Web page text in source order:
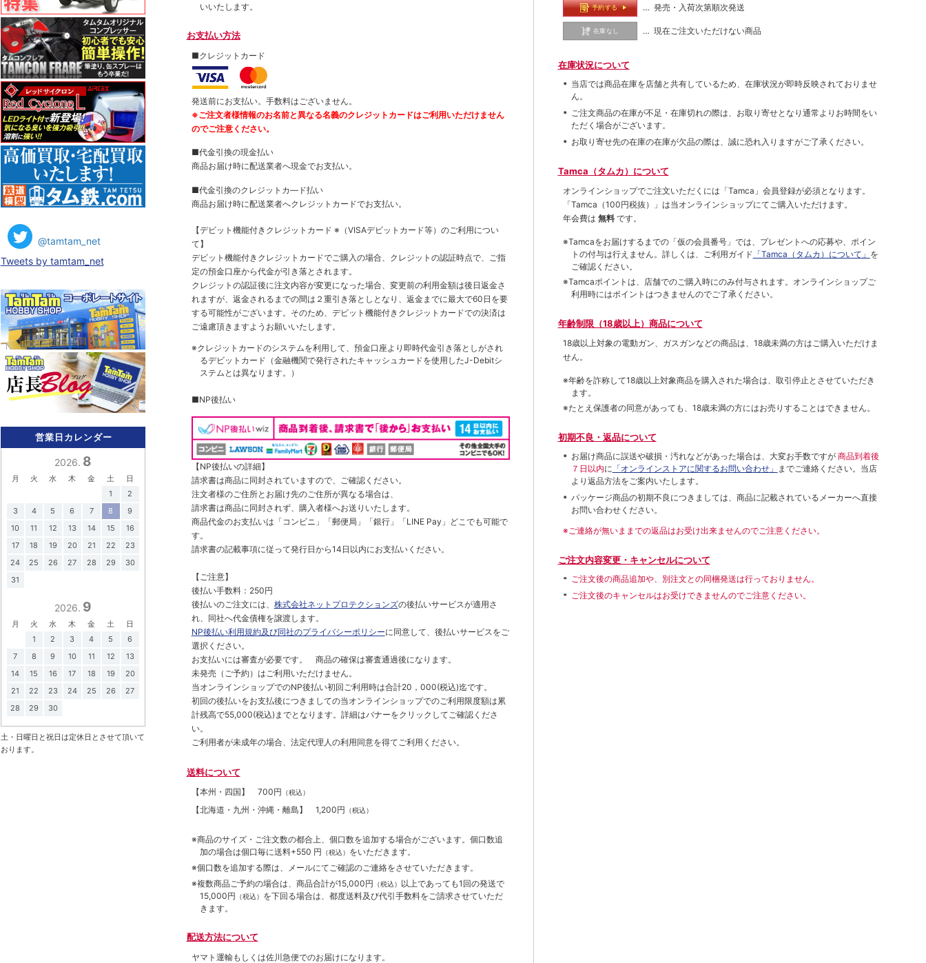
いいたします。
お支払い方法
■クレジットカード
発送前にお支払い。手数料はございません。
※ご注文者様情報のお名前と異なる名義のクレジットカードはご利用いただけません
のでご注意ください。
■代金引換の現金払い
商品お届け時に配送業者へ現金でお支払い。
■代金引換のクレジットカ―ド払い
商品お届け時に配送業者へクレジットカードでお支払い。
【デビット機能付きクレジットカード ※（VISAデビットカード等） のご利用につい
て】
デビット機能付きクレジットカードでご購入の場合、クレジットの認証時点で、ご指
定の預金口座から代金が引き落とされます。
クレジットの認証後に注文内容が変更になった場合、変更前の利用金額は後日返金さ
れますが、返金されるまでの間は２重引き落としとなり、返金までに最大で60日を要
する可能性がございます。そのため、デビット機能付きクレジットカードでの決済は
ご遠慮頂きますようお願いいたします。
※クレジットカードのシステムを利用して、預金口座より即時代金引き落としがされ
るデビットカード（金融機関で発行されたキャッシュカードを使用したJ-Debitシ
ステムとは異なります。）
■NP後払い
【NP後払いの詳細】
請求書は商品に同封されていますので、ご確認ください。
注文者様のご住所とお届け先のご住所が異なる場合は、
請求書は商品に同封されず、購入者様へお送りいたします。
商品代金のお支払いは「コンビニ」「郵便局」「銀行」「LINE Pay」どこでも可能で
す。
請求書の記載事項に従って発行日から14日以内にお支払いください。
【ご注意】
後払い手数料：250円
後払いのご注文には、 株式会社ネットプロテクションズの後払いサービスが適用さ
れ、同社へ代金債権を譲渡します。
NP後払い利用規約及び同社のプライバシーポリシーに同意して、後払いサービスをご
選択ください。
お支払いには審査が必要です。 商品の確保は審査通過後になります。
未発売（ご予約）はご利用いただけません。
当オンラインショップでのNP後払い初回ご利用時は合計20，000(税込)迄です。
初回の後払いをお支払後につきましての当オンラインショップでのご利用限度額は累
計残高で55,000(税込)までとなります。詳細はバナーをクリックしてご確認くださ
い。
ご利用者が未成年の場合、法定代理人の利用同意を得てご利用ください。
送料について
【本州・四国】 700円 （税込）
【北海道・九州・沖縄・離島】 1,200円 （税込）
※商品のサイズ・ご注文数の都合上、個口数を追加する場合がございます。個口数追
加の場合は個口毎に送料+550 円 （税込） をいただきます。
※個口数を追加する際は、メールにてご確認のご連絡をさせていただきます。
※複数商品ご予約の場合は、商品合計が15,000円 （税込） 以上であっても1回の発送で
15,000円 （税込） を下回る場合は、都度送料及び代引手数料をご請求させていただ
きます。
配送方法について
ヤマト運輸もしくは佐川急便でのお届けになります。
予約する … 発売・入荷次第順次発送
在庫なし … 現在ご注文いただけない商品
在庫状況について
当店では商品在庫を店舗と共有しているため、在庫状況が即時反映されておりませ
ん。
ご注文商品の在庫が不足・在庫切れの際は、お取り寄せとなり通常よりお時間をい
ただく場合がございます。
お取り寄せ先の在庫の在庫が欠品の際は、誠に恐れ入りますがご了承ください。
Tamca（タムカ）について
オンラインショップでご注⽂いただくには「Tamca」会員登録が必須となります。
「Tamca （100円税抜）
」は当オンラインショップにてご購⼊いただけます。
年会費は 無料 です。
※Tamcaをお届けするまでの「仮の会員番号」では、プレゼントへの応募や、ポイン
トの付与は⾏えません。詳しくは、ご利⽤ガイド 「Tamca（タムカ）について」 を
ご確認ください。
※Tamcaポイントは、店舗でのご購⼊時にのみ付与されます。オンラインショップご
利用時にはポイントはつきませんのでご了承ください。
年齢制限（18歳以上）商品について
18歳以上対象の電動ガン、ガスガンなどの商品は、18歳未満の方はご購入いただけま
せん。
※年齢を詐称して18歳以上対象商品を購入された場合は、取引停止とさせていただき
ます。
※たとえ保護者の同意があっても、18歳未満の方にはお売りすることはできません。
初期不良・返品について
お届け商品に誤送や破損・汚れなどがあった場合は、大変お手数ですが 商品到着後
７日以内に 「オンラインストアに関するお問い合わせ」 までご連絡ください。当店
より返品方法をご案内いたします。
パッケージ商品の初期不良につきましては、商品に記載されているメーカーへ直接
お問い合わせください。
※ご連絡が無いままでの返品はお受け出来ませんのでご注意ください。
ご注文内容変更・キャンセルについて
ご注文後の商品追加や、別注文との同梱発送は行っておりません。
ご注文後のキャンセルはお受けできませんのでご注意ください。
@tamtam_net
Tweets by tamtam_net
営業日カレンダー
2026. 8
月 火 水 木 金 土
日
1
2
3
4 5 6 7 8
9
10
11 12 13 14 15
16
17
18 19 20 21 22
23
24
25 26 27 28 29
30
31
2026. 9
月 火 水 木 金 土
日
1
2 3 4 5
6
7
8 9 10 11 12
13
14
15 16 17 18 19
20
21
22 23 24 25 26
27
28
29 30
土・日曜日と祝日は定休日とさせて頂いて
おります。